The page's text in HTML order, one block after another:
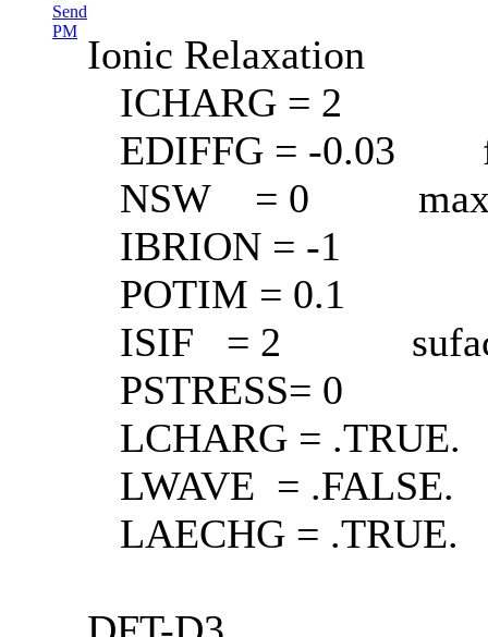
Send
PM
Ionic Relaxation
ICHARG = 2
EDIFFG = -0.03
NSW = 0 max
IBRION = -1
POTIM = 0.1
ISIF = 2
PSTRESS= 0
LCHARG = .TRUE.
LWAVE = .FALSE.
LAECHG = .TRUE.